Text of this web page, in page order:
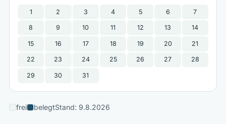
1
2 3 4 5 6 7
8 9 10 11 12 13 14
15 16 17 18 19 20 21
22 23 24 25 26 27 28
29 30 31
frei belegtStand: 9.8.2026